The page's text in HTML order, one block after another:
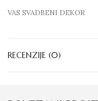
VAS SVADBENI DEKOR
RECENZIJE (0)